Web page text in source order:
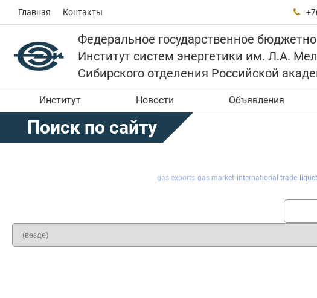
Главная Контакты 
Федеральное государственное
Институт систем энергетики им. Л.А.
Сибирского отделения Российской
Институт Новости Объявления
Поиск по сайту
gas exports gas market international trade